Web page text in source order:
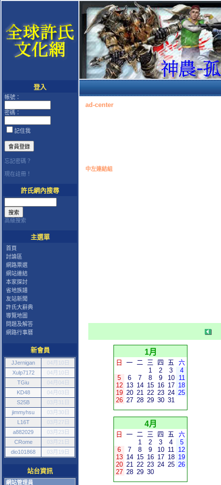
登入
帳號：
密碼：
記住我
忘記密碼？
現在註冊！
許氏網內搜尋
高級搜索
主選單
首頁
討論區
網路票選
網站連結
本家探討
省地族譜
友站新聞
許氏大辭典
導覽地圖
問題及解答
網路行事曆
新會員
JJernigan
04月10日
Xulp7172
04月10日
TGiu
04月04日
KD48
04月03日
S25B
03月31日
jimmyhsu
03月30日
L16T
03月27日
a882029
03月23日
CRome
03月21日
dio101868
03月19日
站台資訊
網站管理員
ad-center
中左連結組
1月
日 一 二 三 四 五
六
1
2 3
4
5
6 7 8 9 10
11
12 13 14 15 16 17 18
19 20 21 22 23 24 25
26 27 28 29 30 31
4月
日 一 二 三 四 五
六
1
2 3 4
5
6
7 8 9 10 11 12
13 14 15 16 17 18 19
20 21 22 23 24 25 26
27 28 29 30